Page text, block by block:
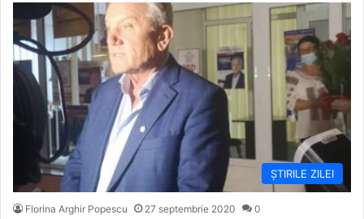
ȘTIRILE ZILEI
Florina Arghir Popescu 27 septembrie 2020 0